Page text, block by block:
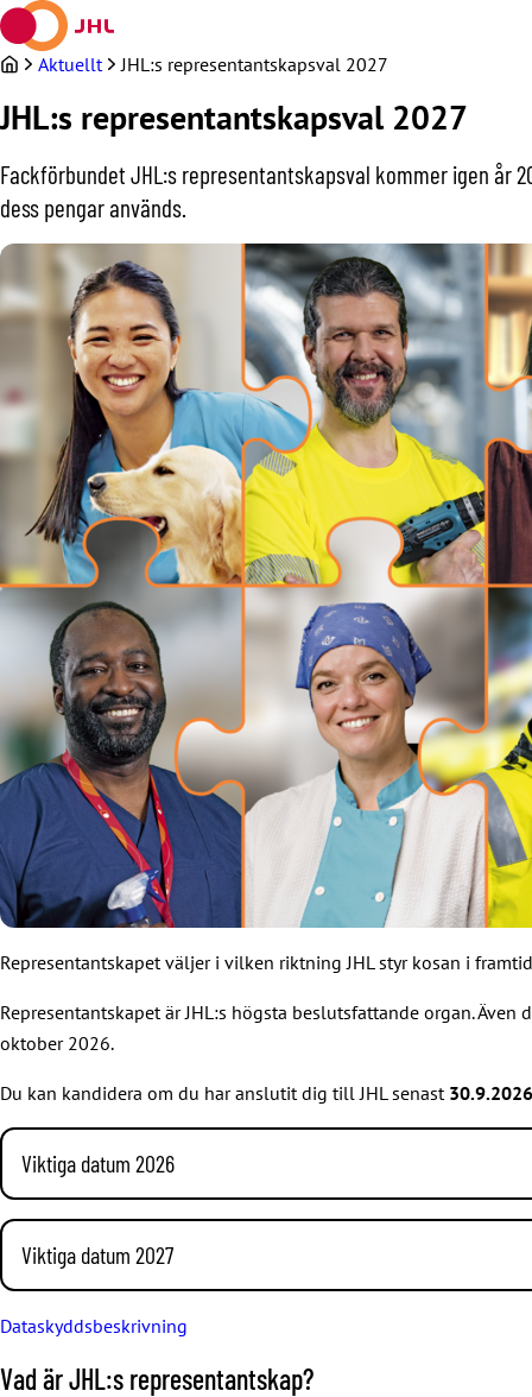
Hoppa
till
innehållet
Aktuellt JHL:s representantskapsval 2027
JHL:s representantskapsval 2027
Fackförbundet JHL:s representantskapsval kommer igen år
dess pengar används.
Representantskapet väljer i vilken riktning JHL styr kosan i
Representantskapet är JHL:s högsta beslutsfattande organ.
oktober 2026.
Du kan kandidera om du har anslutit dig till JHL senast 30.9.2026
Viktiga datum 2026
31.10 Sista anslutningsdatum för att få rösträtt.
11.12 Kandidatnomineringen avslutas. Blanketterna om
Viktiga datum 2027
25.1 Sista dagen för postning av valmaterialet till de
8.2 Omröstningen börjar klockan 0.00.
Dataskyddsbeskrivning
Vad är JHL:s representantskap?